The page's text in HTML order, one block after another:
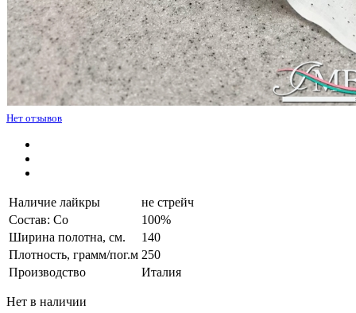
Нет отзывов
Наличие лайкры
не стрейч
Состав: Co
100%
Ширина полотна, см.
140
Плотность, грамм/пог.м 250
Производство
Италия
Нет в наличии